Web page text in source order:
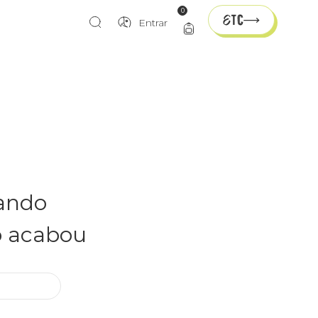
Entrar
0
acabou